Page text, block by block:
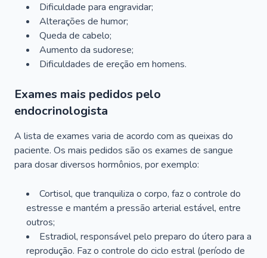
Dificuldade para engravidar;
Alterações de humor;
Queda de cabelo;
Aumento da sudorese;
Dificuldades de ereção em homens.
Exames mais pedidos pelo
endocrinologista
A lista de exames varia de acordo com as queixas do
paciente. Os mais pedidos são os exames de sangue
para dosar diversos hormônios, por exemplo:
Cortisol, que tranquiliza o corpo, faz o controle do
estresse e mantém a pressão arterial estável, entre
outros;
Estradiol, responsável pelo preparo do útero para a
reprodução. Faz o controle do ciclo estral (período de